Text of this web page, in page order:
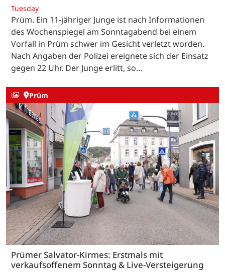
Tuesday
Prüm. Ein 11-jähriger Junge ist nach Informationen
des Wochenspiegel am Sonntagabend bei einem
Vorfall in Prüm schwer im Gesicht verletzt worden.
Nach Angaben der Polizei ereignete sich der Einsatz
gegen 22 Uhr. Der Junge erlitt, so…
Prüm
Prümer Salvator-Kirmes: Erstmals mit
verkaufsoffenem Sonntag & Live-Versteigerung